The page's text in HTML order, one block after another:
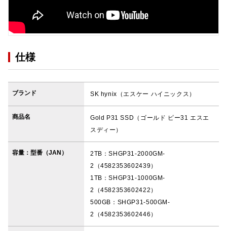
仕様
ブランド SK hynix（エスケー ハイニックス）
商品名
Gold P31 SSD（ゴールド ピー31 エスエ
スディー）
容量：型番（JAN）
2TB：SHGP31-2000GM-
2（4582353602439）
1TB：SHGP31-1000GM-
2（4582353602422）
500GB：SHGP31-500GM-
2（4582353602446）